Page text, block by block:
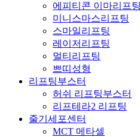
에피티콘 이마리프팅
미니스마스리프팅
스마일리프팅
레이저리프팅
멀티리프팅
쁘띠성형
리프팅부스터
허쉬 리프팅부스터
리프테라2 리프팅
줄기세포센터
MCT 메타셀